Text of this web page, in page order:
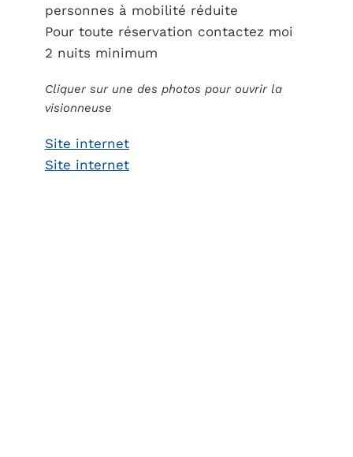
personnes à mobilité réduite
Pour toute réservation contactez moi
2 nuits minimum
Cliquer sur une des photos pour ouvrir la
visionneuse
Site internet
Site internet